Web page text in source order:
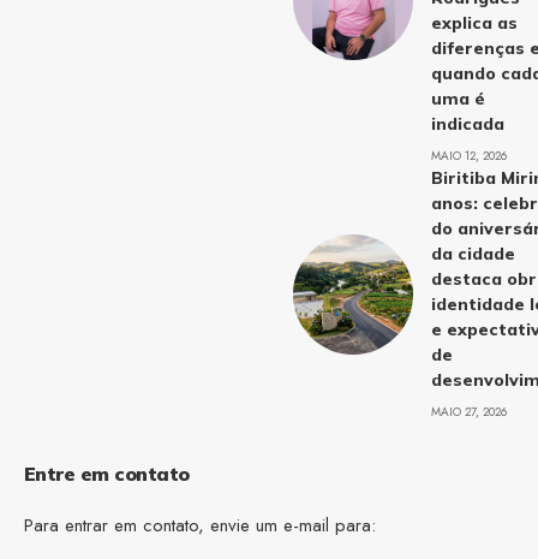
explica as
diferenças
quando
uma é
indicada
MAIO 12, 2026
Biritiba
anos:
do
da cidade
destaca
identidade
e
de
MAIO 27, 2026
Entre em contato
Para entrar em contato, envie um e-mail para: